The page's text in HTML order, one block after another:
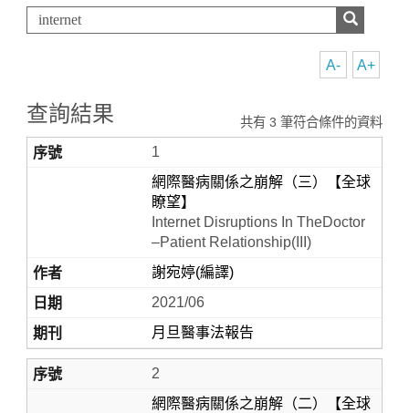
A+
A-
查詢結果 共有 3 筆符合條件的資料
1
網際醫病關係之崩解（三）【全球
瞭望】
Internet Disruptions In TheDoctor
–Patient Relationship(III)
謝宛婷(編譯)
2021/06
月旦醫事法報告
2
網際醫病關係之崩解（二）【全球